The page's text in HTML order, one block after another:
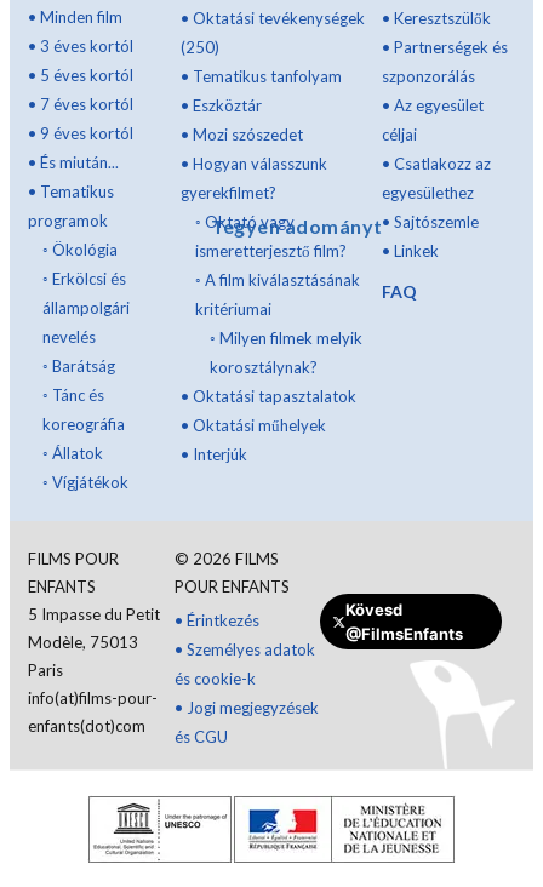
Tegyen adományt
Jelentkezzen be
Magyar
• Minden film
• 3 éves kortól
• 5 éves kortól
• 7 éves kortól
• 9 éves kortól
• És miután...
• Tematikus
programok
◦ Ökológia
◦ Erkölcsi és
állampolgári
nevelés
◦ Barátság
◦ Tánc és
koreográfia
◦ Állatok
◦ Vígjátékok
• Oktatási tevékenységek
(250)
• Tematikus tanfolyam
• Eszköztár
• Mozi szószedet
• Hogyan válasszunk
gyerekfilmet?
◦ Oktató vagy
ismeretterjesztő film?
◦ A film kiválasztásának
kritériumai
◦ Milyen filmek melyik
korosztálynak?
• Oktatási tapasztalatok
• Oktatási műhelyek
• Interjúk
•Keresztszülők
•Partnerségek és
szponzorálás
•Az egyesület
céljai
•Csatlakozz az
egyesülethez
•Sajtószemle
•Linkek
FAQ
FILMS POUR
ENFANTS
5 Impasse du Petit
Modèle, 75013
Paris
info(at)films-pour-
enfants(dot)com
© 2026 FILMS
POUR ENFANTS
• Érintkezés
• Személyes adatok
és cookie-k
• Jogi megjegyzések
és CGU
Kövesd
@FilmsEnfants